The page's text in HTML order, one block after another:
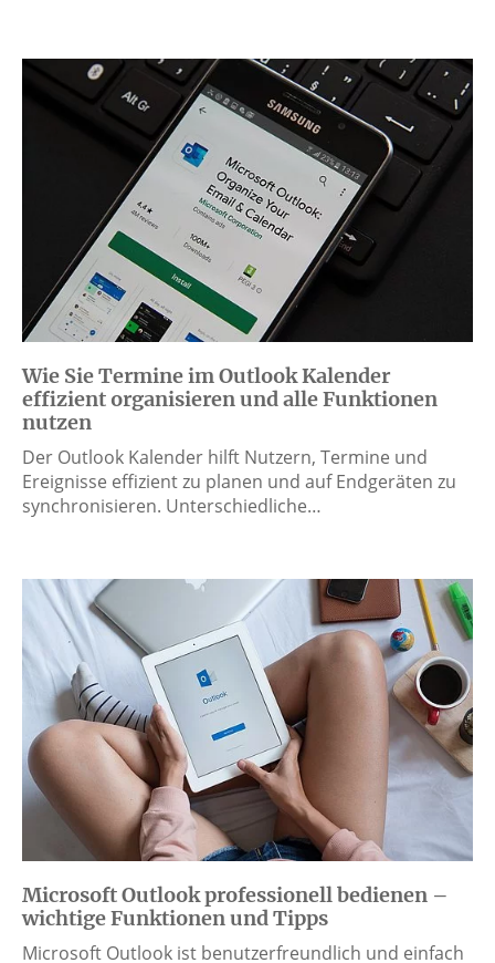
Wie Sie Termine im Outlook Kalender
effizient organisieren und alle Funktionen
nutzen
Der Outlook Kalender hilft Nutzern, Termine und
Ereignisse effizient zu planen und auf Endgeräten zu
synchronisieren. Unterschiedliche…
Microsoft Outlook professionell bedienen –
wichtige Funktionen und Tipps
Microsoft Outlook ist benutzerfreundlich und einfach